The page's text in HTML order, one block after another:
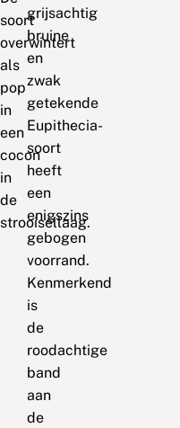
soort
overwintert
als
pop
in
een
cocon
in
de
strooisellaag.
grijsachtig
bruine
en
zwak
getekende
Eupithecia-
soort
heeft
een
enigszins
gebogen
voorrand.
Kenmerkend
is
de
roodachtige
band
aan
de